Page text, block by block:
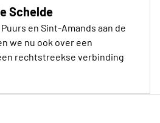
Schelde
en Sint-Amands aan de
we nu ook over een
rechtstreekse verbinding